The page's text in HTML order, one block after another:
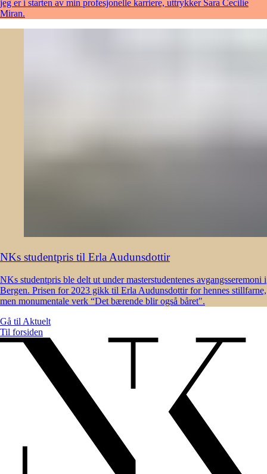
jeg er i starten av min profesjonelle karriere, uttrykker Sara Cecilie
Miran.
NKs studentpris til Erla Audunsdottir
NKs studentpris ble delt ut under masterstudentenes avgangsseremoni i
Bergen. Prisen for 2023 gikk til Erla Audunsdottir for hennes stillfarne,
men monumentale verk “Det bærende blir også båret".
Gå tilAktuelt
Til forsiden